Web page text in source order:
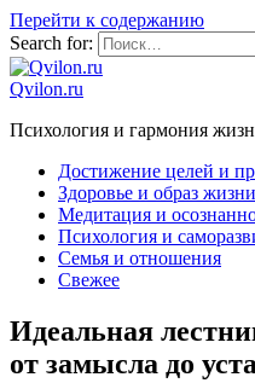
Перейти к содержанию
Search for:
Qvilon.ru
Психология и гармония
Достижение целей и
Здоровье и образ жизни
Медитация и
Психология и
Семья и отношения
Свежее
Идеальная
от замысла до